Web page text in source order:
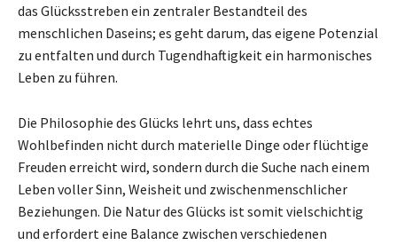
das Glücksstreben ein zentraler Bestandteil des
menschlichen Daseins; es geht darum, das eigene Potenzial
zu entfalten und durch Tugendhaftigkeit ein harmonisches
Leben zu führen.
Die Philosophie des Glücks lehrt uns, dass echtes
Wohlbefinden nicht durch materielle Dinge oder flüchtige
Freuden erreicht wird, sondern durch die Suche nach einem
Leben voller Sinn, Weisheit und zwischenmenschlicher
Beziehungen. Die Natur des Glücks ist somit vielschichtig
und erfordert eine Balance zwischen verschiedenen